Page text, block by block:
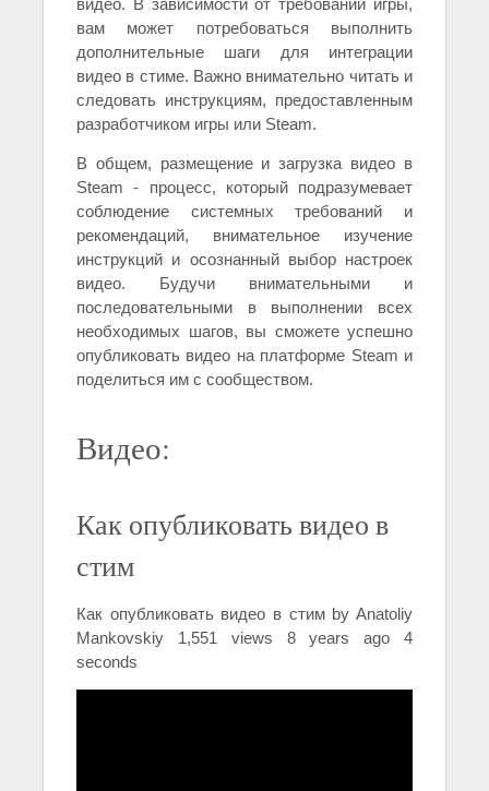
видео. В зависимости от требований игры,
вам может потребоваться выполнить
дополнительные шаги для интеграции
видео в стиме. Важно внимательно читать и
следовать инструкциям, предоставленным
разработчиком игры или Steam.
В общем, размещение и загрузка видео в
Steam - процесс, который подразумевает
соблюдение системных требований и
рекомендаций, внимательное изучение
инструкций и осознанный выбор настроек
видео. Будучи внимательными и
последовательными в выполнении всех
необходимых шагов, вы сможете успешно
опубликовать видео на платформе Steam и
поделиться им с сообществом.
Видео:
Как опубликовать видео в
стим
Как опубликовать видео в стим by Anatoliy
Mankovskiy 1,551 views 8 years ago 4
seconds